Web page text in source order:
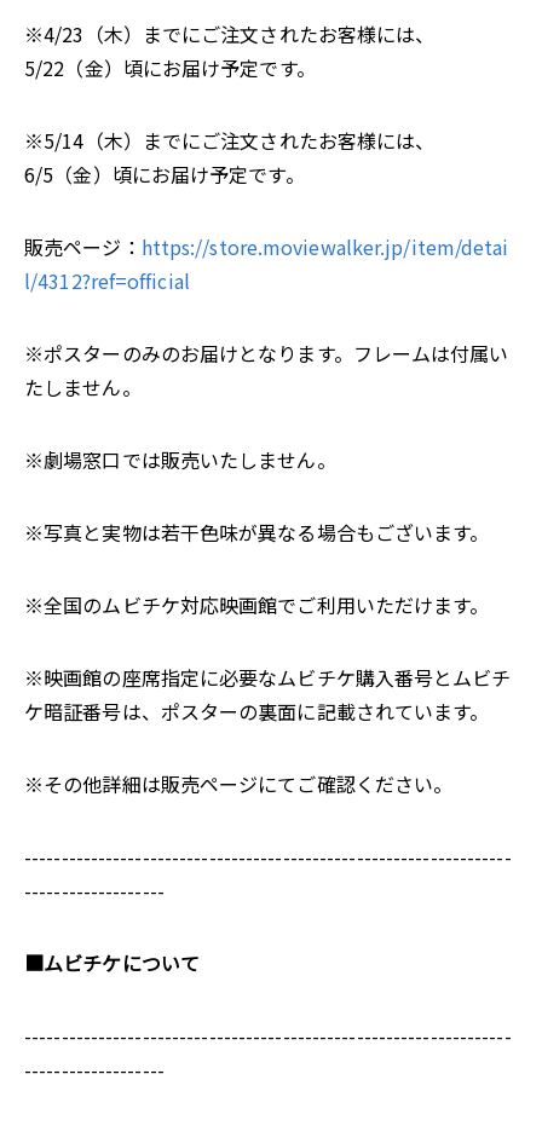
※4/23（木）までにご注文されたお客様には、
5/22（金）頃にお届け予定です。
※5/14（木）までにご注文されたお客様には、
6/5（金）頃にお届け予定です。
販売ページ： https://store.moviewalker.jp/item/detai
l/4312?ref=official
※ポスターのみのお届けとなります。フレームは付属い
たしません。
※劇場窓口では販売いたしません。
※写真と実物は若干色味が異なる場合もございます。
※全国のムビチケ対応映画館でご利用いただけます。
※映画館の座席指定に必要なムビチケ購入番号とムビチ
ケ暗証番号は、ポスターの裏面に記載されています。
※その他詳細は販売ページにてご確認ください。
------------------------------------------------------------------
-------------------
■ムビチケについて
------------------------------------------------------------------
-------------------